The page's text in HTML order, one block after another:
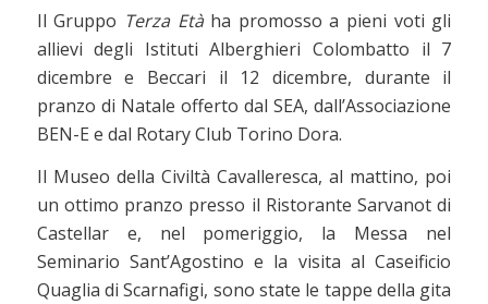
Il Gruppo Terza Etàha promosso a pieni voti gli
allievi degli Istituti Alberghieri Colombatto il 7
dicembre e Beccari il 12 dicembre, durante il
pranzo di Natale offerto dal SEA, dall’Associazione
BEN-E e dal Rotary Club Torino Dora.
Il Museo della Civiltà Cavalleresca, al mattino, poi
un ottimo pranzo presso il Ristorante Sarvanot di
Castellar e, nel pomeriggio, la Messa nel
Seminario Sant’Agostino e la visita al Caseificio
Quaglia di Scarnafigi, sono state le tappe della gita